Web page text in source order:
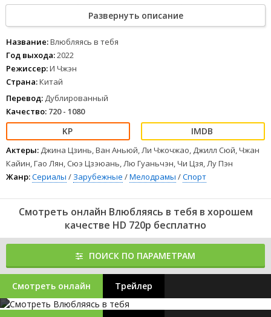
команды по лёгкой атлетике университета Наньху.
Развернуть описание
Название:Влюбляясь в тебя
Год выхода:2022
Режиссер:И Чжэн
Страна:Китай
Перевод: Дублированный
Качество: 720 - 1080
Актеры: Джина Цзинь, Ван Аньюй, Ли Чжочжао, Джилл Сюй, Чжан
Кайин, Гао Лян, Сюэ Цзэюань, Лю Гуаньчэн, Чи Цзя, Лу Пэн
Жанр:Сериалы / Зарубежные /Мелодрамы /Спорт
Смотреть онлайн Влюбляясь в тебя в хорошем
качестве HD 720p бесплатно
ПОИСК ПО ПАРАМЕТРАМ
Смотреть онлайн Трейлер